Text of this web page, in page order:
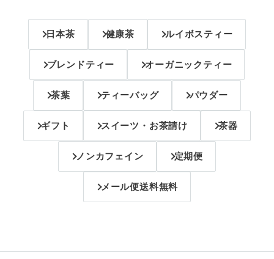
日本茶 健康茶 ルイボスティー
ブレンドティー オーガニックティー
茶葉 ティーバッグ パウダー
ギフト スイーツ・お茶請け 茶器
ノンカフェイン 定期便
メール便送料無料